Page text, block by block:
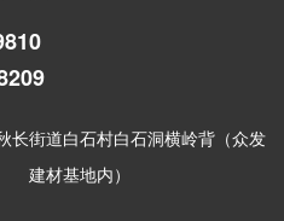
长街道白石村白石洞横岭背（众发
建材基地内）